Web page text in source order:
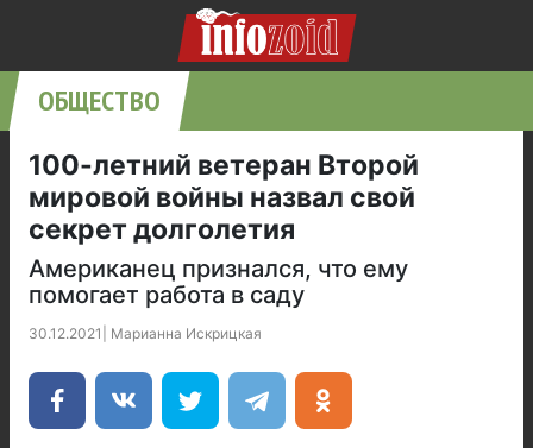
ОБЩЕСТВО
100-летний ветеран Второй
мировой войны назвал свой
секрет долголетия
Американец признался, что ему
помогает работа в саду
30.12.2021 Марианна Искрицкая